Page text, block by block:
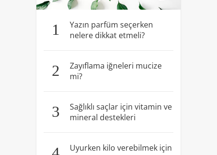
1
Yazın parfüm seçerken
nelere dikkat etmeli?
2
Zayıflama iğneleri mucize
mi?
3
Sağlıklı saçlar için vitamin ve
mineral destekleri
Uyurken kilo verebilmek için